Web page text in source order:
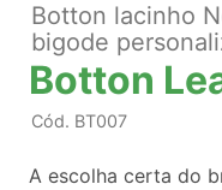
Botton lacinho
bigode
Botton
Cód. BT007
A escolha certa do